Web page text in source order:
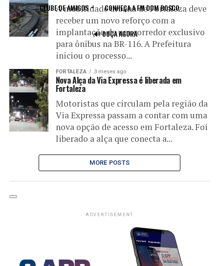
CLUBE DE AMIGOS CONHEÇA A FM DOM BOSCO
🔊 OUÇA AGORA
A mobilidade urbana de Fortaleza deve
receber um novo reforço com a
implantação de um corredor exclusivo
para ônibus na BR-116. A Prefeitura
iniciou o processo...
FORTALEZA 3 meses ago
Nova Alça da Via Expressa é liberada em
Fortaleza
Motoristas que circulam pela região da
Via Expressa passam a contar com uma
nova opção de acesso em Fortaleza. Foi
liberado a alça que conecta a...
MORE POSTS
ADVERTISEMENT